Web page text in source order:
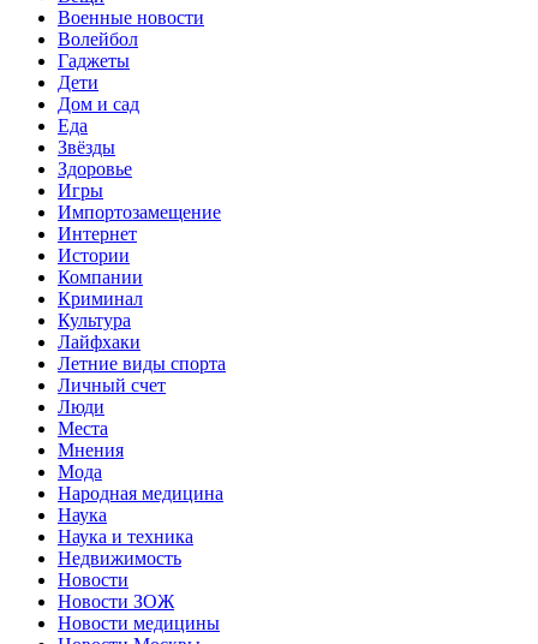
Военные новости
Волейбол
Гаджеты
Дети
Дом и сад
Еда
Звёзды
Здоровье
Игры
Импортозамещение
Интернет
Истории
Компании
Криминал
Культура
Лайфхаки
Летние виды спорта
Личный счет
Люди
Места
Мнения
Мода
Народная медицина
Наука
Наука и техника
Недвижимость
Новости
Новости ЗОЖ
Новости медицины